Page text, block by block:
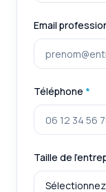
Email
Téléphone *
Taille de